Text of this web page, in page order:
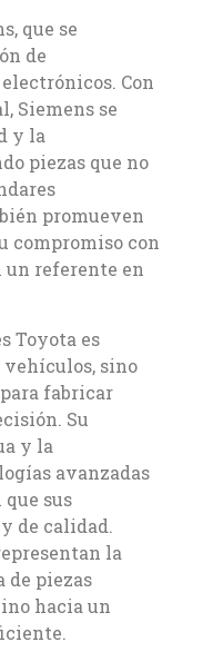
que se
de
Con
Siemens se
y la
piezas que no
promueven
compromiso con
referente en
Toyota es
vehículos, sino
fabricar
Su
y la
avanzadas
sus
de calidad.
la
de piezas
hacia un